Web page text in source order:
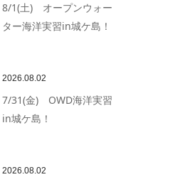
8/1(土) オープンウォー
ター海洋実習in城ケ島！
2026.08.02
7/31(金) OWD海洋実習
in城ケ島！
2026.08.02